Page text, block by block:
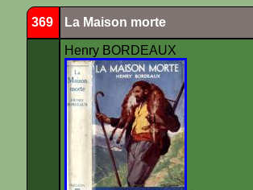
369 La Maison morte
Henry BORDEAUX